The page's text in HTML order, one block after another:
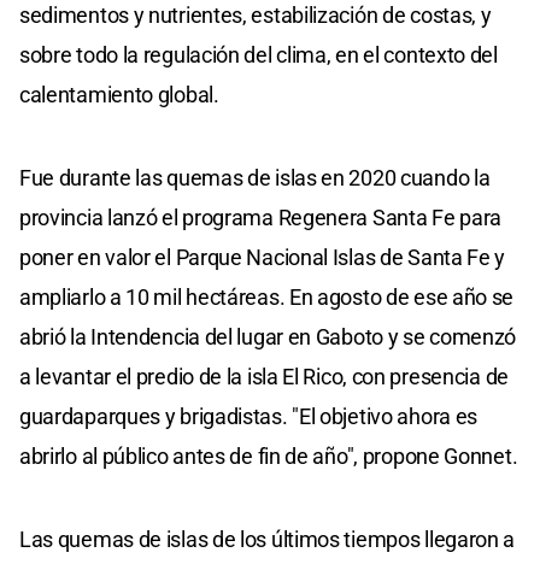
sedimentos y nutrientes, estabilización de costas, y
sobre todo la regulación del clima, en el contexto del
calentamiento global.
Fue durante las quemas de islas en 2020 cuando la
provincia lanzó el programa Regenera Santa Fe para
poner en valor el Parque Nacional Islas de Santa Fe y
ampliarlo a 10 mil hectáreas. En agosto de ese año se
abrió la Intendencia del lugar en Gaboto y se comenzó
a levantar el predio de la isla El Rico, con presencia de
guardaparques y brigadistas. "El objetivo ahora es
abrirlo al público antes de fin de año", propone Gonnet.
Las quemas de islas de los últimos tiempos llegaron a